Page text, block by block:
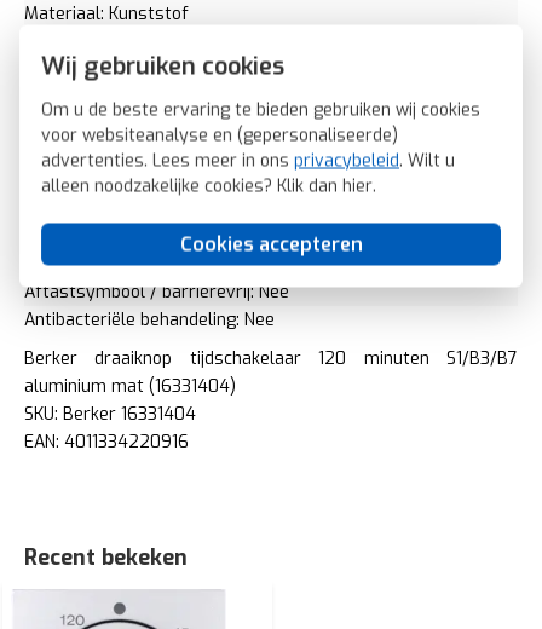
Wij gebruiken cookies
Om u de beste ervaring te bieden gebruiken wij cookies
voor websiteanalyse en (gepersonaliseerde)
advertenties. Lees meer in ons privacybeleid. Wilt u
alleen noodzakelijke cookies? Klik dan hier.
Cookies accepteren
Materiaal: Kunststof
Opdruk/indicatie: Diverse symbolen
Controlevenster/verlicht: Nee
RAL-nummer (vergelijkbaar): 9006
Met indicatieveld: Nee
Met verwisselbare lens/symbool: Nee
Geschikt voor beschermingsgraad (IP): IP20
Geschikt voor bussysteem-toetsaansluiting: Nee
Aftastsymbool / barrièrevrij: Nee
Antibacteriële behandeling: Nee
Berker draaiknop tijdschakelaar 120 minuten S1/B3/B7
aluminium mat (16331404)
SKU: Berker 16331404
EAN: 4011334220916
Recent bekeken